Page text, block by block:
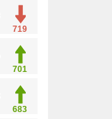
719
701
683